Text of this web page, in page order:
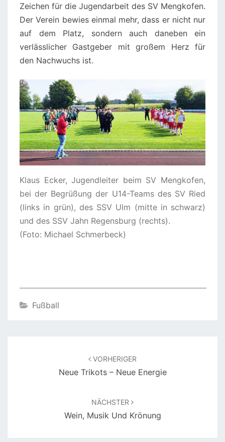
Zeichen für die Jugendarbeit des SV Mengkofen.
Der Verein bewies einmal mehr, dass er nicht nur
auf dem Platz, sondern auch daneben ein
verlässlicher Gastgeber mit großem Herz für
den Nachwuchs ist.
Klaus Ecker, Jugendleiter beim SV Mengkofen,
bei der Begrüßung der U14-Teams des SV Ried
(links in grün), des SSV Ulm (mitte in schwarz)
und des SSV Jahn Regensburg (rechts).
(Foto: Michael Schmerbeck)
Fußball
VORHERIGER
Neue Trikots – Neue Energie
NÄCHSTER
Wein, Musik Und Krönung